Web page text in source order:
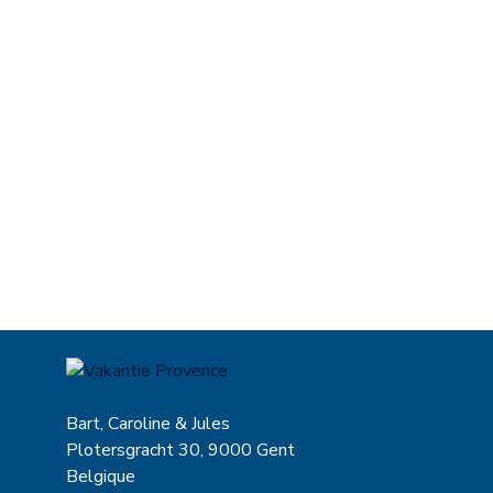
Bart, Caroline & Jules
Plotersgracht 30, 9000 Gent
Belgique